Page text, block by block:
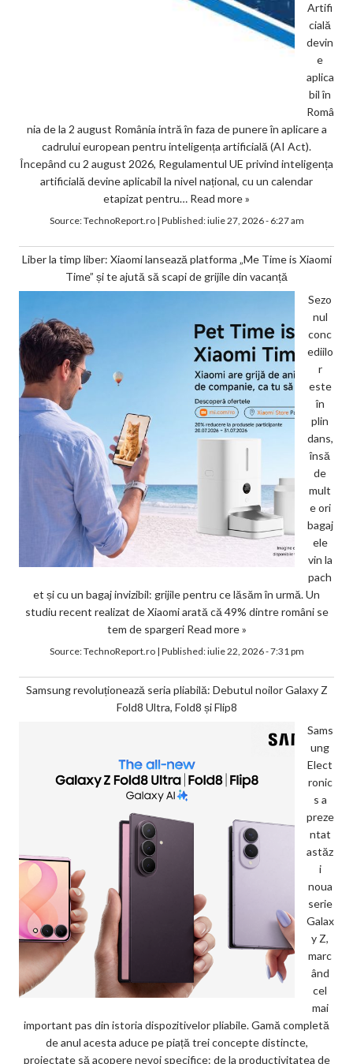
Artifi
cială
devin
e
aplica
bil în
Româ
nia de la 2 august România intră în faza de punere în aplicare a
cadrului european pentru inteligența artificială (AI Act).
Începând cu 2 august 2026, Regulamentul UE privind inteligența
artificială devine aplicabil la nivel național, cu un calendar
etapizat pentru… Read more »
Source:TechnoReport.ro| Published:iulie 27, 2026 - 6:27 am
Liber la timp liber: Xiaomi lansează platforma „Me Time is Xiaomi
Time” și te ajută să scapi de grijile din vacanță
Sezo
nul
conc
ediilo
r
este
în
plin
dans,
însă
de
mult
e ori
bagaj
ele
vin la
pach
et și cu un bagaj invizibil: grijile pentru ce lăsăm în urmă. Un
studiu recent realizat de Xiaomi arată că 49% dintre români se
tem de spargeri Read more »
Source:TechnoReport.ro| Published:iulie 22, 2026 - 7:31 pm
Samsung revoluționează seria pliabilă: Debutul noilor Galaxy Z
Fold8 Ultra, Fold8 și Flip8
Sams
ung
Elect
ronic
s a
preze
ntat
astăz
i
noua
serie
Galax
y Z,
marc
ând
cel
mai
important pas din istoria dispozitivelor pliabile. Gamă completă
de anul acesta aduce pe piață trei concepte distincte,
proiectate să acopere nevoi specifice: de la productivitatea de